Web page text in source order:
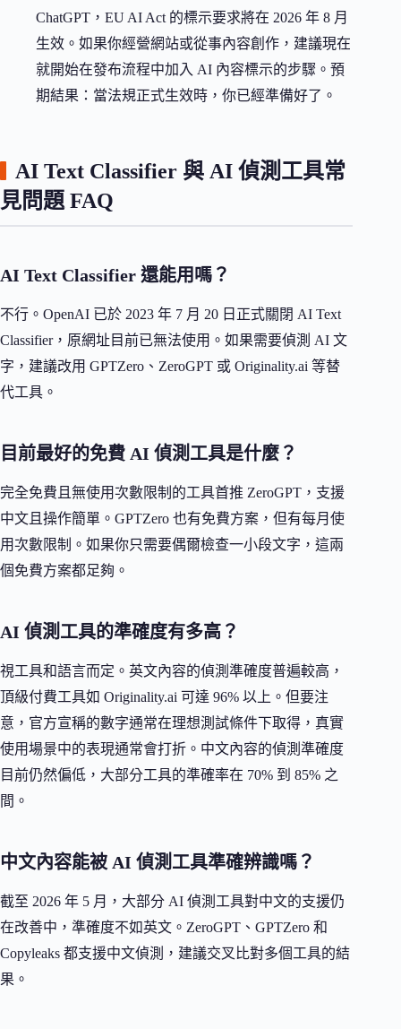
ChatGPT，EU AI Act 的標示要求將在 2026 年 8 月
生效。如果你經營網站或從事內容創作，建議現在
就開始在發布流程中加入 AI 內容標示的步驟。預
期結果：當法規正式生效時，你已經準備好了。
AI Text Classifier 與 AI 偵測工具常
見問題 FAQ
AI Text Classifier 還能用嗎？
不行。OpenAI 已於 2023 年 7 月 20 日正式關閉 AI Text
Classifier，原網址目前已無法使用。如果需要偵測 AI 文
字，建議改用 GPTZero、ZeroGPT 或 Originality.ai 等替
代工具。
目前最好的免費 AI 偵測工具是什麼？
完全免費且無使用次數限制的工具首推 ZeroGPT，支援
中文且操作簡單。GPTZero 也有免費方案，但有每月使
用次數限制。如果你只需要偶爾檢查一小段文字，這兩
個免費方案都足夠。
AI 偵測工具的準確度有多高？
視工具和語言而定。英文內容的偵測準確度普遍較高，
頂級付費工具如 Originality.ai 可達 96% 以上。但要注
意，官方宣稱的數字通常在理想測試條件下取得，真實
使用場景中的表現通常會打折。中文內容的偵測準確度
目前仍然偏低，大部分工具的準確率在 70% 到 85% 之
間。
中文內容能被 AI 偵測工具準確辨識嗎？
截至 2026 年 5 月，大部分 AI 偵測工具對中文的支援仍
在改善中，準確度不如英文。ZeroGPT、GPTZero 和
Copyleaks 都支援中文偵測，建議交叉比對多個工具的結
果。